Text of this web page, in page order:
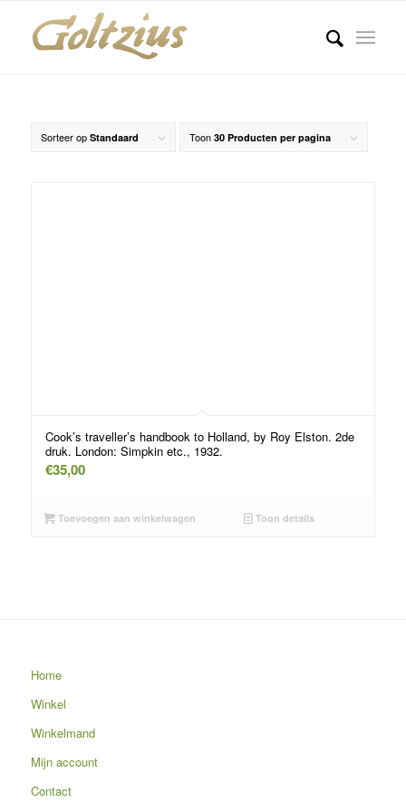
Sorteer op Standaard Toon 30 Producten per pagina
Cook’s traveller’s handbook to Holland, by Roy Elston. 2de
druk. London: Simpkin etc., 1932.
€35,00
Toevoegen aan winkelwagen Toon details
Home
Winkel
Winkelmand
Mijn account
Contact